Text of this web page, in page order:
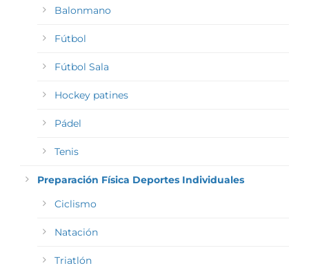
Balonmano
Fútbol
Fútbol Sala
Hockey patines
Pádel
Tenis
Preparación Física Deportes Individuales
Ciclismo
Natación
Triatlón